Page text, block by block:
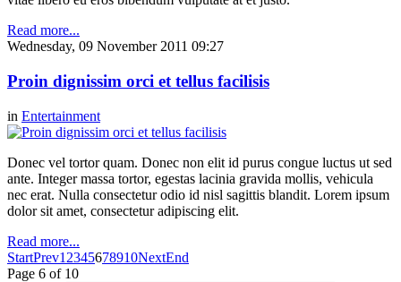
Read more...
Wednesday, 09 November 2011 09:27
Proin dignissim orci et tellus facilisis
in Entertainment
Donec vel tortor quam. Donec non elit id purus congue luctus ut sed
ante. Integer massa tortor, egestas lacinia gravida mollis, vehicula
nec erat. Nulla consectetur odio id nisl sagittis blandit. Lorem ipsum
dolor sit amet, consectetur adipiscing elit.
Read more...
StartPrev1 2345678910NextEnd
Page 6 of 10